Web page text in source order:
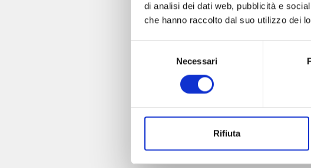
di analisi dei dati web, pubblicità e
che hanno raccolto dal suo utilizzo dei
Necessari
Rifiuta